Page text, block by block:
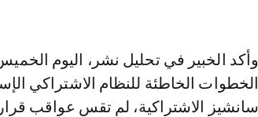
وأكد الخبير في تحليل نشر، اليوم
الخطوات الخاطئة للنظام الاشتراكي
سانشيز الاشتراكية، لم تقس عواقب